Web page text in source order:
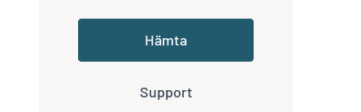
Hämta
Support